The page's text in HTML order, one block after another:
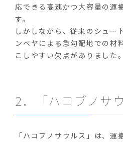
応できる高速かつ大容量の運
す。
しかしながら、従来のシュー
ンベヤによる急勾配地での材
こしやすい欠点がありました。
2．「ハコブノサ
「ハコブノサウルス」は、運